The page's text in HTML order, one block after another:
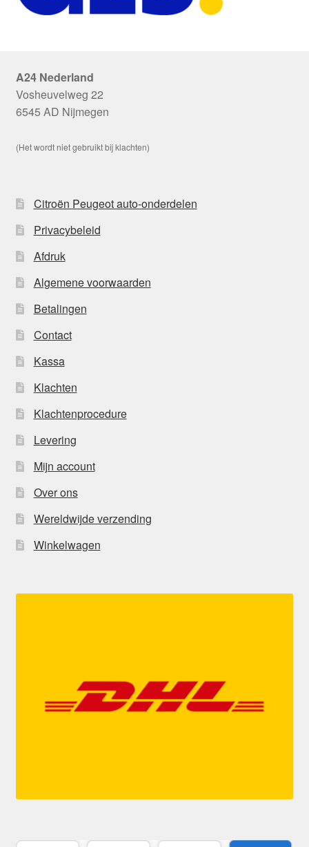
A24 Nederland
Vosheuvelweg 22
6545 AD Nijmegen
(Het wordt niet gebruikt bij klachten)
Citroën Peugeot auto-onderdelen
Privacybeleid
Afdruk
Algemene voorwaarden
Betalingen
Contact
Kassa
Klachten
Klachtenprocedure
Levering
Mijn account
Over ons
Wereldwijde verzending
Winkelwagen